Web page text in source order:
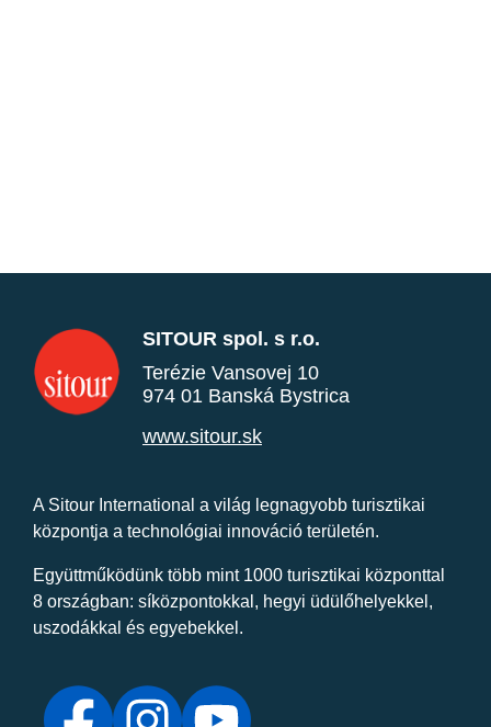
SITOUR spol. s r.o.
Terézie Vansovej 10
974 01 Banská Bystrica
www.sitour.sk
A Sitour International a világ legnagyobb turisztikai
központja a technológiai innováció területén.
Együttműködünk több mint 1000 turisztikai központtal
8 országban: síközpontokkal, hegyi üdülőhelyekkel,
uszodákkal és egyebekkel.